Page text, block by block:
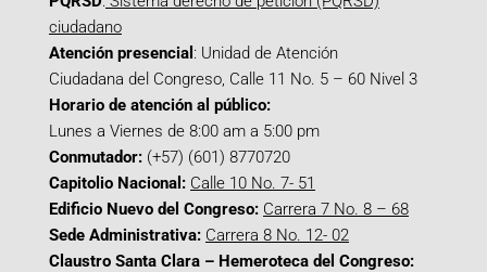
ciudadano
Atención presencial : Unidad de Atención
Ciudadana del Congreso, Calle 11 No. 5 – 60 Nivel 3
Horario de atención al público:
Lunes a Viernes de 8:00 am a 5:00 pm
Conmutador: (+57) (601) 8770720
Capitolio Nacional: Calle 10 No. 7- 51
Edificio Nuevo del Congreso: Carrera 7 No. 8 – 68
Sede Administrativa: Carrera 8 No. 12- 02
Claustro Santa Clara – Hemeroteca del Congreso: